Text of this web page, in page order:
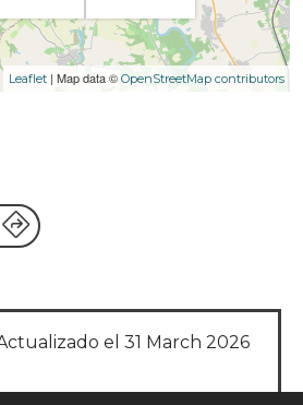
Leaflet | Map data © OpenStreetMap contributors
el 31 March 2026